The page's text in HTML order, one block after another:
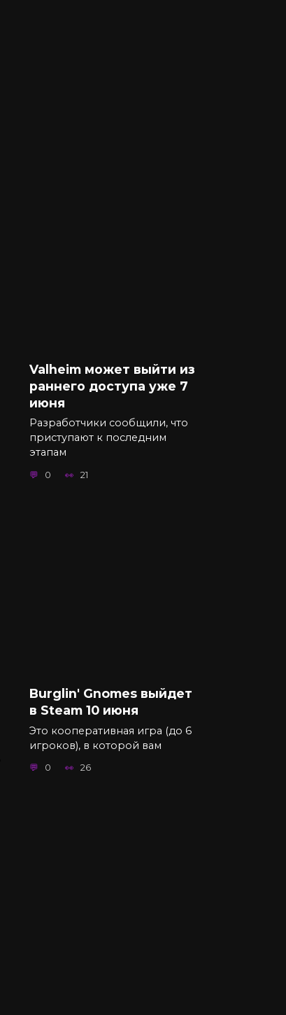
Valheim может выйти из
раннего доступа уже 7
июня
Разработчики сообщили, что
приступают к последним
этапам
0 21
Burglin' Gnomes выйдет
в Steam 10 июня
Это кооперативная игра (до 6
игроков), в которой вам
0 26